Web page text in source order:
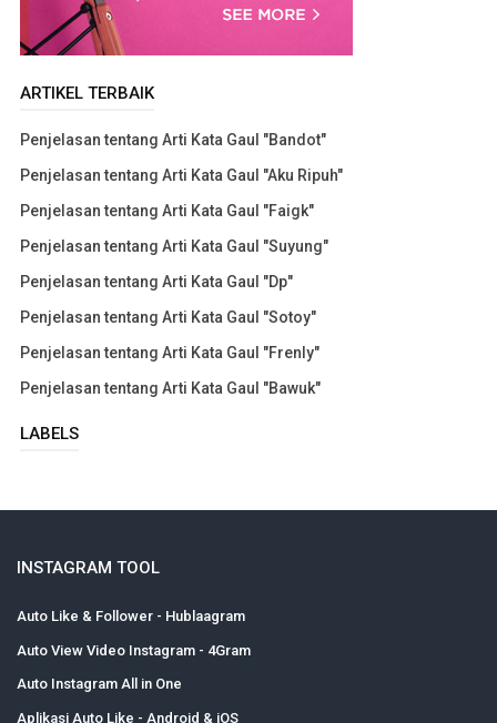
ARTIKEL TERBAIK
Penjelasan tentang Arti Kata Gaul "Bandot"
Penjelasan tentang Arti Kata Gaul "Aku Ripuh"
Penjelasan tentang Arti Kata Gaul "Faigk"
Penjelasan tentang Arti Kata Gaul "Suyung"
Penjelasan tentang Arti Kata Gaul "Dp"
Penjelasan tentang Arti Kata Gaul "Sotoy"
Penjelasan tentang Arti Kata Gaul "Frenly"
Penjelasan tentang Arti Kata Gaul "Bawuk"
LABELS
INSTAGRAM TOOL
Auto Like & Follower - Hublaagram
Auto View Video Instagram - 4Gram
Auto Instagram All in One
Aplikasi Auto Like - Android & iOS